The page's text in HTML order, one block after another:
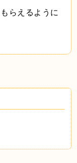
らえるように